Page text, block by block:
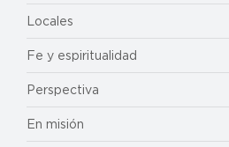
Locales
Fe y espiritualidad
Perspectiva
En misión